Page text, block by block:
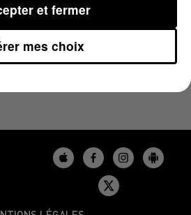
mes choix
et fermer